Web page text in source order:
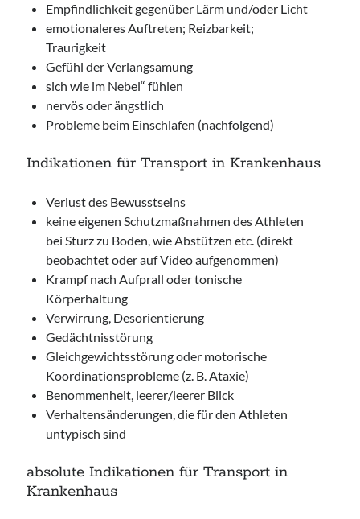
Empfindlichkeit gegenüber Lärm und/oder Licht
emotionaleres Auftreten; Reizbarkeit;
Traurigkeit
Gefühl der Verlangsamung
sich wie im Nebel“ fühlen
nervös oder ängstlich
Probleme beim Einschlafen (nachfolgend)
Indikationen für Transport in Krankenhaus
Verlust des Bewusstseins
keine eigenen Schutzmaßnahmen des Athleten
bei Sturz zu Boden, wie Abstützen etc. (direkt
beobachtet oder auf Video aufgenommen)
Krampf nach Aufprall oder tonische
Körperhaltung
Verwirrung, Desorientierung
Gedächtnisstörung
Gleichgewichtsstörung oder motorische
Koordinationsprobleme (z. B. Ataxie)
Benommenheit, leerer/leerer Blick
Verhaltensänderungen, die für den Athleten
untypisch sind
absolute Indikationen für Transport in
Krankenhaus